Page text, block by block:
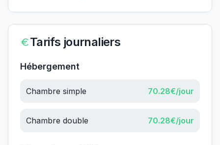
Tarifs journaliers
Hébergement
Chambre simple 70.28€/jour
Chambre double 70.28€/jour